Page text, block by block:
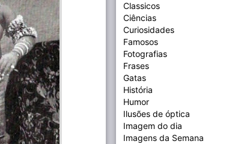
Classicos
Ciências
Curiosidades
Famosos
Fotografias
Frases
Gatas
História
Humor
Ilusões de óptica
Imagem do dia
Imagens da Semana